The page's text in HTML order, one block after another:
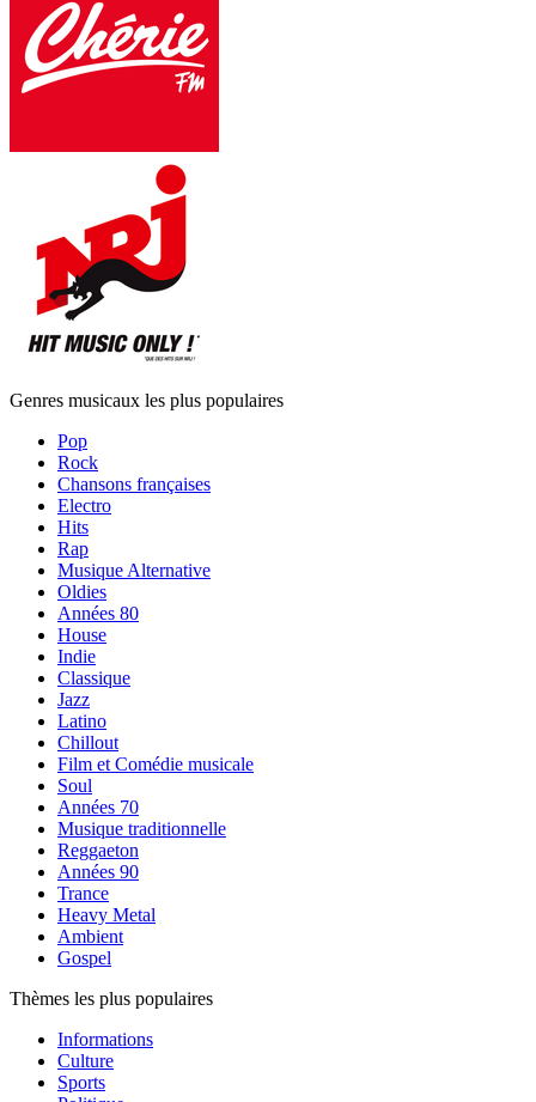
Genres musicaux les plus populaires
Pop
Rock
Chansons françaises
Electro
Hits
Rap
Musique Alternative
Oldies
Années 80
House
Indie
Classique
Jazz
Latino
Chillout
Film et Comédie musicale
Soul
Années 70
Musique traditionnelle
Reggaeton
Années 90
Trance
Heavy Metal
Ambient
Gospel
Thèmes les plus populaires
Informations
Culture
Sports